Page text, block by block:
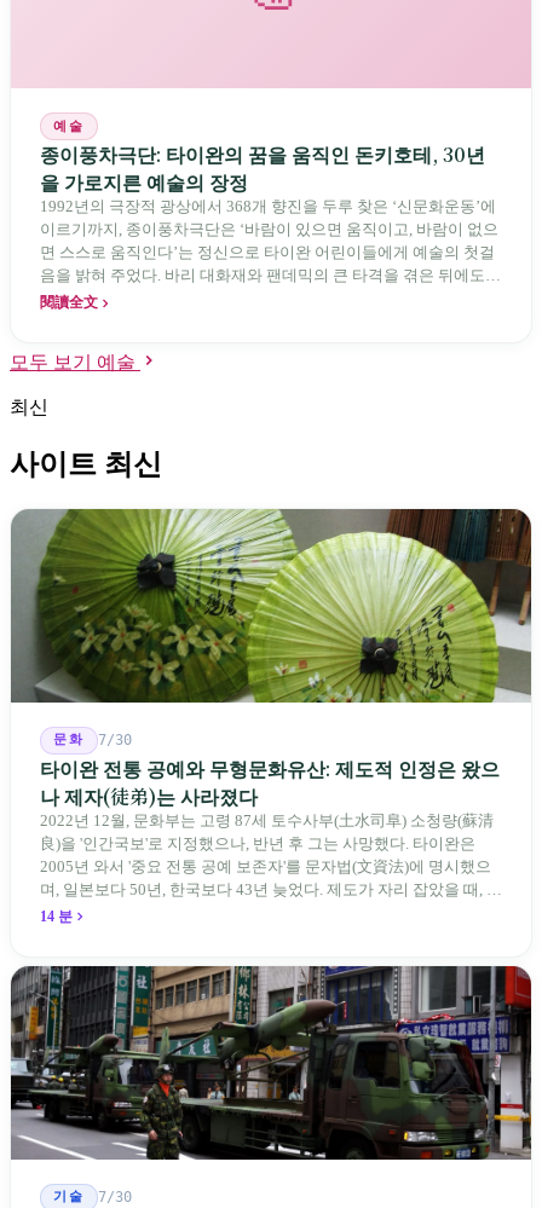
예술
종이풍차극단: 타이완의 꿈을 움직인 돈키호테, 30년
을 가로지른 예술의 장정
1992년의 극장적 광상에서 368개 향진을 두루 찾은 ‘신문화운동’에
이르기까지, 종이풍차극단은 ‘바람이 있으면 움직이고, 바람이 없으
면 스스로 움직인다’는 정신으로 타이완 어린이들에게 예술의 첫걸
음을 밝혀 주었다. 바리 대화재와 팬데믹의 큰 타격을 겪은 뒤에도
창립자 리융펑은 우울과 부채 속에서 팀을 이끌고 재기했으며, 거대
閱讀全文
모두 보기 예술
최신
사이트 최신
문화 7/30
타이완 전통 공예와 무형문화유산: 제도적 인정은 왔으
나 제자(徒弟)는 사라졌다
2022년 12월, 문화부는 고령 87세 토수사부(土水司阜) 소청량(蘇清
良)을 '인간국보'로 지정했으나, 반년 후 그는 사망했다. 타이완은
2005년 와서 '중요 전통 공예 보존자'를 문자법(文資法)에 명시했으
며, 일본보다 50년, 한국보다 43년 늦었다. 제도가 자리 잡았을 때, 제
자 제도는 이미 1970-80년대 산업화 과정에서 붕괴되었다. 600여 명
14 분
기술 7/30